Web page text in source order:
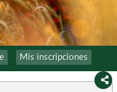
Mis inscripciones